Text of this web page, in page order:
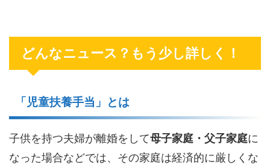
どんなニュース？もう少し詳しく！
「児童扶養手当」とは
子供を持つ夫婦が離婚をして母子家庭・父子家庭に
なった場合などでは、その家庭は経済的に厳しくな